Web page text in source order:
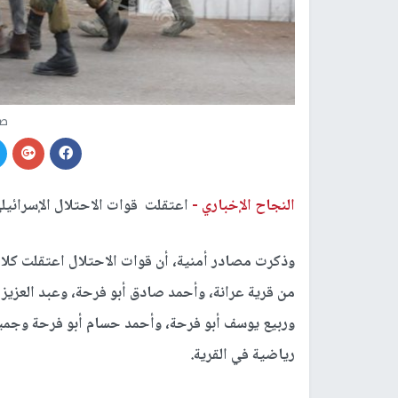
النجاح الإخباري - اعتقلت قوات الاحتلال
وذكرت مصادر أمنية، أن قوات الاحتلال اعتقلت
من قرية عرانة، وأحمد صادق أبو فرحة، وعبد
وربيع يوسف أبو فرحة، وأحمد حسام أبو فرحة
رياضية في القرية.